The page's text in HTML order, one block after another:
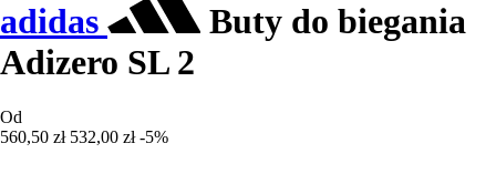
adidas
Buty do biegania
Adizero SL 2
Od
560,50 zł 532,00 zł -5%